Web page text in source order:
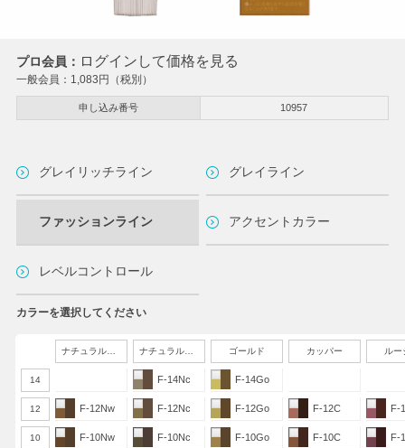
プロ会員： ログインして価格を見る
一般会員： 1,083円（税別）
申し込み番号 10957
カラーを選択してください
ゴールド カッパー ルー
14 F-14Nc F-14Go
12 F-12Nw F-12Nc F-12Go F-12C F-
10 F-10Nw F-10Nc F-10Go F-10C F-
グレイリッチライン グレイライン
ファッションライン アクセントカラー
レベルコントロール